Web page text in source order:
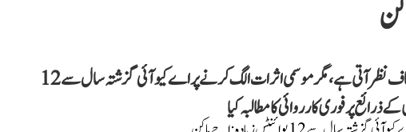
اجے ماکن نے دعویٰ کیا ہے کہ دہلی میں بظاہر ہوا صاف نظر آتی ہے، مگر موسمی اثرات الگ کرنے پر اے کیو آئی گزشتہ سال سے 12
پر فوری کارروائی کا مطالبہ کیا